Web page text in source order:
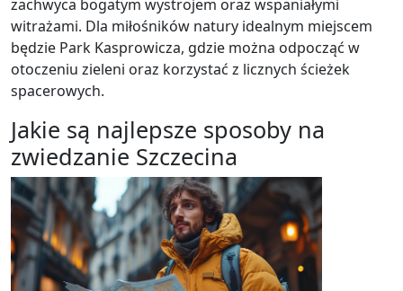
zachwyca bogatym wystrojem oraz wspaniałymi
witrażami. Dla miłośników natury idealnym miejscem
będzie Park Kasprowicza, gdzie można odpocząć w
otoczeniu zieleni oraz korzystać z licznych ścieżek
spacerowych.
Jakie są najlepsze sposoby na
zwiedzanie Szczecina